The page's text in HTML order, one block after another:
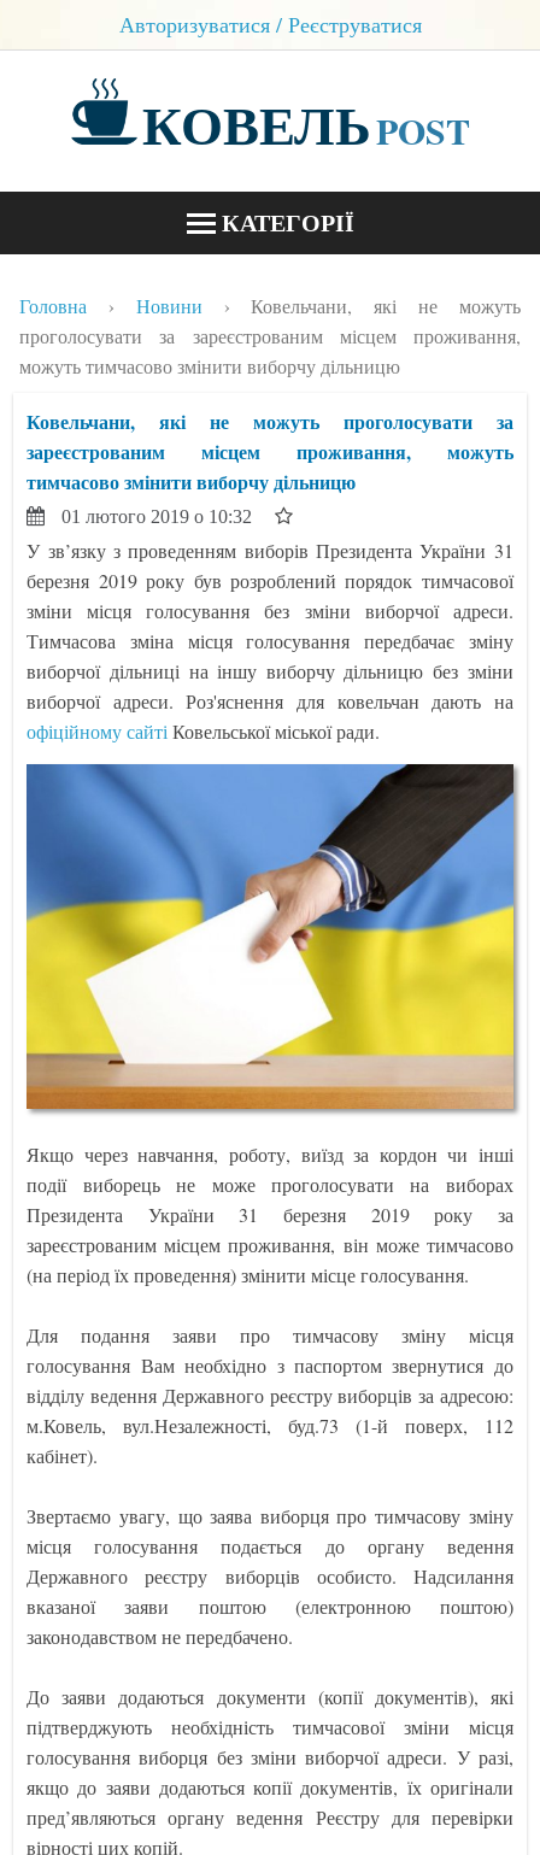
Авторизуватися / Реєструватися
КОВЕЛЬPOST
КАТЕГОРІЇ
БЛОГИ
КОНТАКТИ
Головна Новини
Ковельчани, які не можуть
проголосувати за зареєстрованим місцем проживання,
можуть тимчасово змінити виборчу дільницю
Ковельчани, які не можуть проголосувати за
зареєстрованим місцем проживання, можуть
тимчасово змінити виборчу дільницю
01 лютого 2019 о 10:32
У зв’язку з проведенням виборів Президента України 31
березня 2019 року був розроблений порядок тимчасової
зміни місця голосування без зміни виборчої адреси.
Тимчасова зміна місця голосування передбачає зміну
виборчої дільниці на іншу виборчу дільницю без зміни
виборчої адреси. Роз'яснення для ковельчан дають на
офіційному сайті Ковельської міської ради.
Якщо через навчання, роботу, виїзд за кордон чи інші
події виборець не може проголосувати на виборах
Президента України 31 березня 2019 року за
зареєстрованим місцем проживання, він може тимчасово
(на період їх проведення) змінити місце голосування.
Для подання заяви про тимчасову зміну місця
голосування Вам необхідно з паспортом звернутися до
відділу ведення Державного реєстру виборців за адресою:
м.Ковель, вул.Незалежності, буд.73 (1-й поверх, 112
кабінет).
Звертаємо увагу, що заява виборця про тимчасову зміну
місця голосування подається до органу ведення
Державного реєстру виборців особисто. Надсилання
вказаної заяви поштою (електронною поштою)
законодавством не передбачено.
До заяви додаються документи (копії документів), які
підтверджують необхідність тимчасової зміни місця
голосування виборця без зміни виборчої адреси. У разі,
якщо до заяви додаються копії документів, їх оригінали
пред’являються органу ведення Реєстру для перевірки
вірності цих копій.